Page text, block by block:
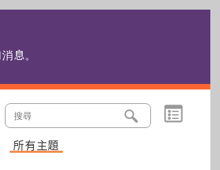
息。
所有主題